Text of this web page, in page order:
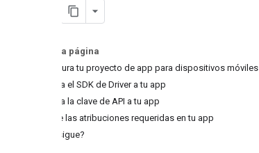
En esta página
Configura tu proyecto de app para dispositivos móviles
Agrega el SDK de Driver a tu app
Agrega la clave de API a tu app
Incluye las atribuciones requeridas en tu app
¿Qué sigue?